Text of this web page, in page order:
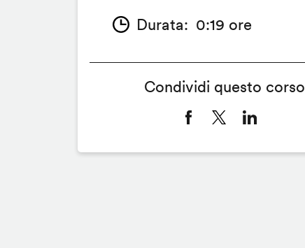
Durata
0:19 ore
Condividi questo corso